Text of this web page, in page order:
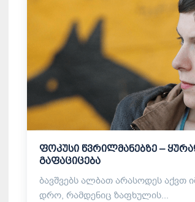
ფოკუსი წვრილმანებზე –
გაფაციცება
ბავშვებს ალბათ არასოდეს აქვთ
დრო, რამდენიც ზაფხულის...